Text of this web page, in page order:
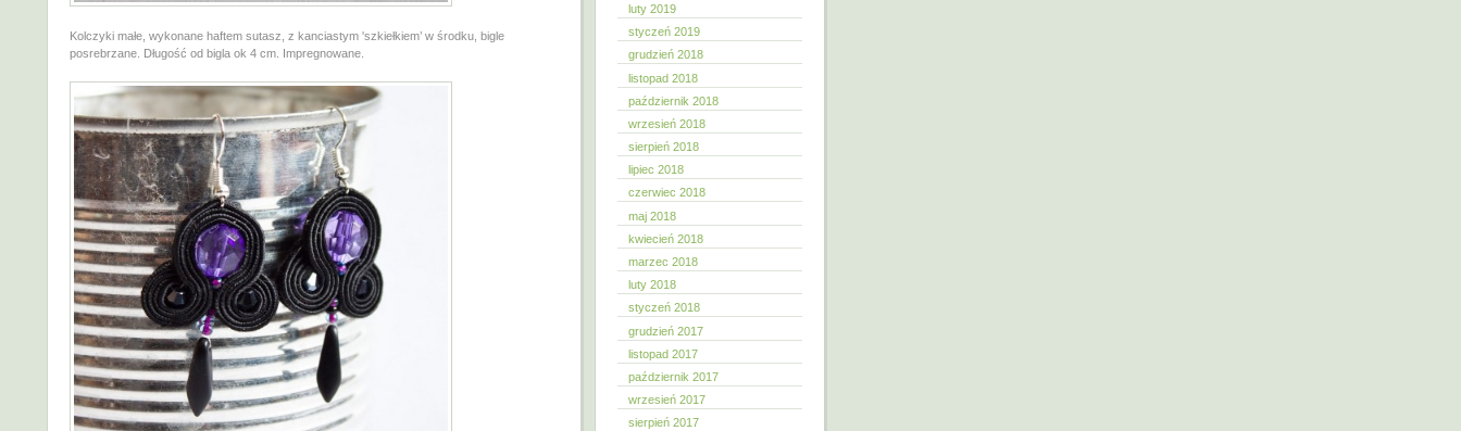
Kolczyki małe, wykonane haftem sutasz, z kanciastym 'szkiełkiem’ w środku, bigle
posrebrzane. Długość od bigla ok 4 cm. Impregnowane.
luty 2019
styczeń 2019
grudzień 2018
listopad 2018
październik 2018
wrzesień 2018
sierpień 2018
lipiec 2018
czerwiec 2018
maj 2018
kwiecień 2018
marzec 2018
luty 2018
styczeń 2018
grudzień 2017
listopad 2017
październik 2017
wrzesień 2017
sierpień 2017